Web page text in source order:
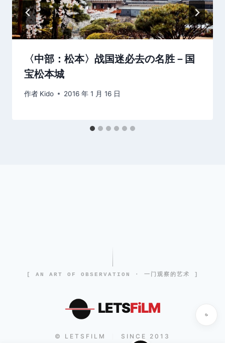
〈中部：松本〉战国迷必去の名胜－国
宝松本城
作者 Kido 2016 年 1 月 16 日
[ AN ART OF OBSERVATION · 一门观察的艺术 ]
LETSFiLM
© LETSFILM SINCE 2013